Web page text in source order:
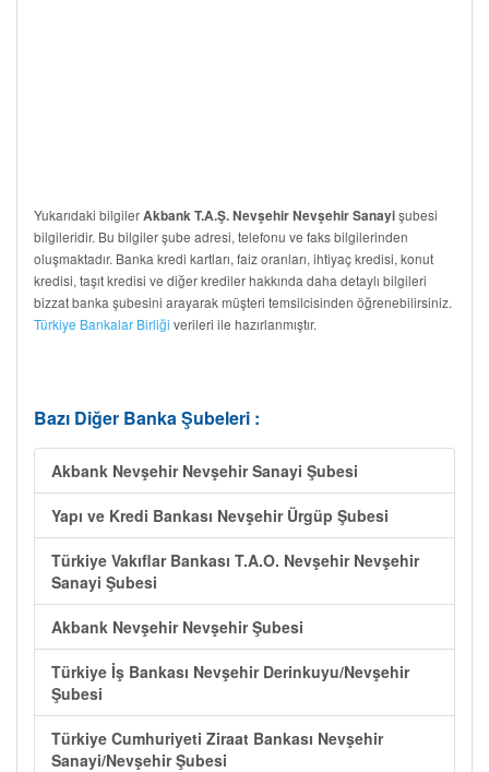
Yukarıdaki bilgilerAkbank T.A.Ş. Nevşehir Nevşehir Sanayişubesi
bilgileridir. Bu bilgiler şube adresi, telefonu ve faks bilgilerinden
oluşmaktadır. Banka kredi kartları, faiz oranları, ihtiyaç kredisi, konut
kredisi, taşıt kredisi ve diğer krediler hakkında daha detaylı bilgileri
bizzat banka şubesini arayarak müşteri temsilcisinden öğrenebilirsiniz.
Türkiye Bankalar Birliği verileri ile hazırlanmıştır.
Bazı Diğer Banka Şubeleri :
Akbank Nevşehir Nevşehir Sanayi Şubesi
Yapı ve Kredi Bankası Nevşehir Ürgüp Şubesi
Türkiye Vakıflar Bankası T.A.O. Nevşehir Nevşehir
Sanayi Şubesi
Akbank Nevşehir Nevşehir Şubesi
Türkiye İş Bankası Nevşehir Derinkuyu/Nevşehir
Şubesi
Türkiye Cumhuriyeti Ziraat Bankası Nevşehir
Sanayi/Nevşehir Şubesi